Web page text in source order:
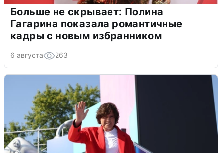
Больше не скрывает: Полина
Гагарина показала романтичные
кадры с новым избранником
6 августа 263